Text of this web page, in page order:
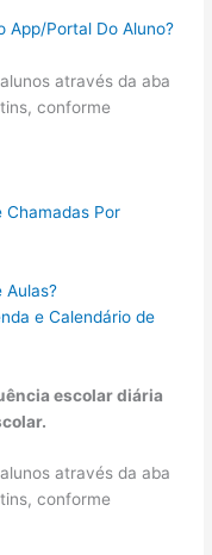
App/Portal Do Aluno?
através da aba
conforme
Chamadas Por
Aulas?
e Calendário de
escolar diária
através da aba
conforme